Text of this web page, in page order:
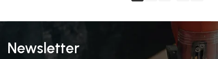
Newsletter